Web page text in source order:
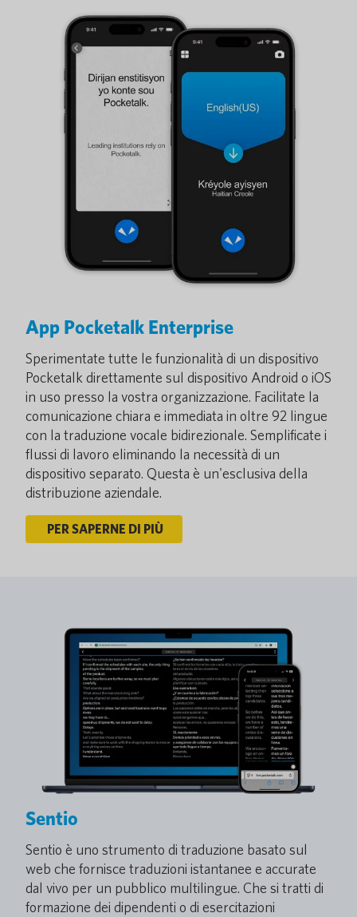
App Pocketalk Enterprise
Sperimentate tutte le funzionalità di un dispositivo
Pocketalk direttamente sul dispositivo Android o iOS
in uso presso la vostra organizzazione. Facilitate la
comunicazione chiara e immediata in oltre 92 lingue
con la traduzione vocale bidirezionale. Semplificate i
flussi di lavoro eliminando la necessità di un
dispositivo separato. Questa è un'esclusiva della
distribuzione aziendale.
PER SAPERNE DI PIÙ
Sentio
Sentio è uno strumento di traduzione basato sul
web che fornisce traduzioni istantanee e accurate
dal vivo per un pubblico multilingue. Che si tratti di
formazione dei dipendenti o di esercitazioni